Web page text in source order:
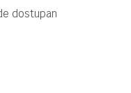
dostupan